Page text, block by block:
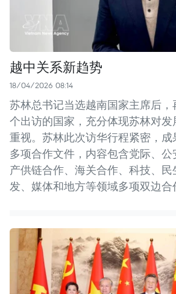
越中关系新趋势
18/04/2026 08:14
苏林总书记当选越南国家主席后
个出访的国家，充分体现苏林对
重视。苏林此次访华行程紧密，
多项合作文件，内容包含党际、公
产供链合作、海关合作、科技、
发、媒体和地方等领域多项双边合